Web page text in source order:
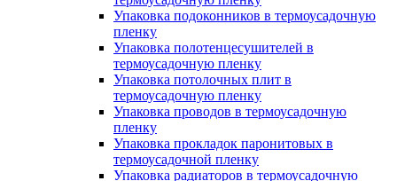
Упаковка подоконников в термоусадочную
пленку
Упаковка полотенцесушителей в
термоусадочную пленку
Упаковка потолочных плит в
термоусадочную пленку
Упаковка проводов в термоусадочную
пленку
Упаковка прокладок паронитовых в
термоусадочной пленку
Упаковка радиаторов в термоусадочную